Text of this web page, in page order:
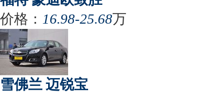
价格： 16.98-25.68万
雪佛兰 迈锐宝